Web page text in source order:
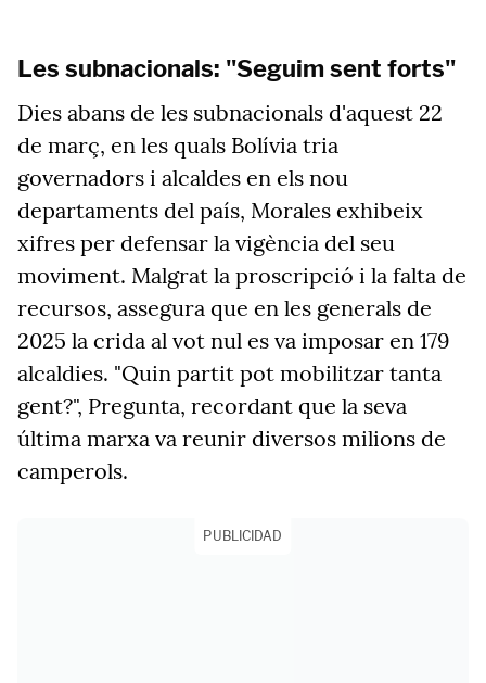
Les subnacionals: "Seguim sent forts"
Dies abans de les subnacionals d'aquest 22
de març, en les quals Bolívia tria
governadors i alcaldes en els nou
departaments del país, Morales exhibeix
xifres per defensar la vigència del seu
moviment. Malgrat la proscripció i la falta de
recursos, assegura que en les generals de
2025 la crida al vot nul es va imposar en 179
alcaldies. "Quin partit pot mobilitzar tanta
gent?", Pregunta, recordant que la seva
última marxa va reunir diversos milions de
camperols.
PUBLICIDAD